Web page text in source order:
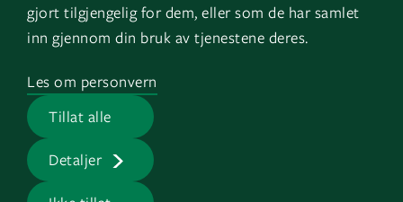
gjort tilgjengelig for dem, eller som de har samlet
inn gjennom din bruk av tjenestene deres.
Tillat alle
Detaljer
Les om personvern
HMS
Jobb i GK
Presserom
EOS